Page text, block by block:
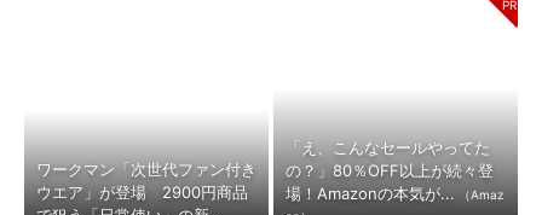
ワークマン「次世代ファン付き
ウエア」が登場 2900円商品
「え、こんなセールやってた
の？」80％OFF以上が続々登
場！Amazonの本気が...
（Amaz